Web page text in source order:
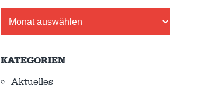
KATEGORIEN
Aktuelles